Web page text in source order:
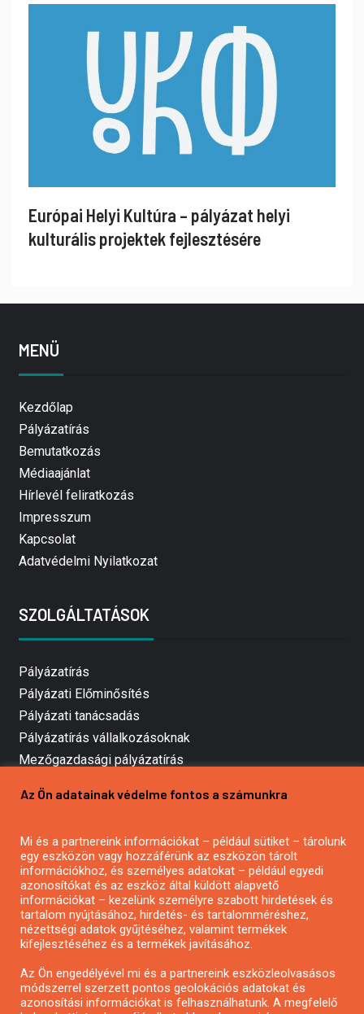
Európai Helyi Kultúra – pályázat helyi
kulturális projektek fejlesztésére
MENÜ
Kezdőlap
Pályázatírás
Bemutatkozás
Médiaajánlat
Hírlevél feliratkozás
Impresszum
Kapcsolat
Adatvédelmi Nyilatkozat
SZOLGÁLTATÁSOK
Pályázatírás
Pályázati Előminősítés
Pályázati tanácsadás
Pályázatírás vállalkozásoknak
Mezőgazdasági pályázatírás
Pályázatírás civil szervezeteknek
Pályázatfigyelés
Specifikus pályázatfigyelés vagy hírlevél
PÁLYÁZATFIGYELŐ
Pályázatok magánszemélyeknek
Pályázatok civil szervezeteknek
Az Ön adatainak védelme fontos a számunkra
Mi és a partnereink információkat – például sütiket – tárolunk
egy eszközön vagy hozzáférünk az eszközön tárolt
információkhoz, és személyes adatokat – például egyedi
azonosítókat és az eszköz által küldött alapvető
információkat – kezelünk személyre szabott hirdetések és
tartalom nyújtásához, hirdetés- és tartalomméréshez,
nézettségi adatok gyűjtéséhez, valamint termékek
kifejlesztéséhez és a termékek javításához.
Az Ön engedélyével mi és a partnereink eszközleolvasásos
módszerrel szerzett pontos geolokációs adatokat és
azonosítási információkat is felhasználhatunk. A megfelelő